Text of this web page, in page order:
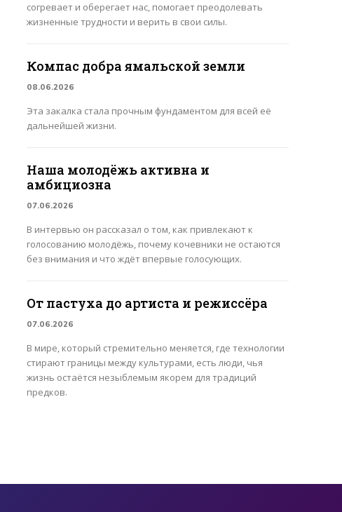
согревает и оберегает нас, помогает преодолевать
жизненные трудности и верить в свои силы.
Компас добра ямальской земли
08.06.2026
Эта закалка стала прочным фундаментом для всей её
дальнейшей жизни.
Наша молодёжь активна и
амбициозна
07.06.2026
В интервью он рассказал о том, как привлекают к
голосованию молодёжь, почему кочевники не остаются
без внимания и что ждёт впервые голосующих.
От пастуха до артиста и режиссёра
07.06.2026
В мире, который стремительно меняется, где технологии
стирают границы между культурами, есть люди, чья
жизнь остаётся незыблемым якорем для традиций
предков.